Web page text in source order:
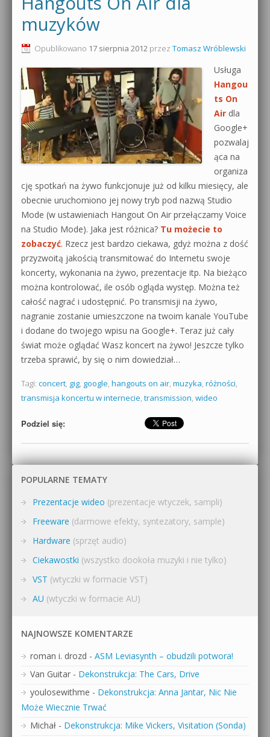
Produkcja muzyczna od podstaw
Sylenth1 od podstaw
Sound Forge od podstaw
Dubstep z syntezatorem Massive
Kontakt 5 Kompendium
Pakiety
0dB.pl - informacje
Newsletter
Materiały dla mediów
Archiwum aktualności
Polityka prywatności
Regulamin
Działanie sklepu internetowego
muzyków
Opublikowano 17 sierpnia 2012 przez Tomasz Wróblewski
Usługa
Hangou
ts On
Air dla
Google+
pozwalaj
ąca na
organiza
cję spotkań na żywo funkcjonuje już od kilku miesięcy, ale
obecnie uruchomiono jej nowy tryb pod nazwą Studio
Mode (w ustawieniach Hangout On Air przełączamy Voice
na Studio Mode). Jaka jest różnica? Tu możecie to
zobaczyć. Rzecz jest bardzo ciekawa, gdyż można z dość
przyzwoitą jakością transmitować do Internetu swoje
koncerty, wykonania na żywo, prezentacje itp. Na bieżąco
można kontrolować, ile osób ogląda występ. Można też
całość nagrać i udostępnić. Po transmisji na żywo,
nagranie zostanie umieszczone na twoim kanale YouTube
i dodane do twojego wpisu na Google+. Teraz już cały
świat może oglądać Wasz koncert na żywo! Jeszcze tylko
trzeba sprawić, by się o nim dowiedział…
Tagi: concert, gig, google, hangouts on air, muzyka, różności,
transmisja koncertu w internecie, transmission, wideo
Podziel się:
POPULARNE TEMATY
Prezentacje wideo (prezentacje wtyczek, sampli)
Freeware (darmowe efekty, syntezatory, sample)
Hardware (sprzęt audio)
Ciekawostki (wszystko dookoła muzyki i nie tylko)
VST (wtyczki w formacie VST)
AU (wtyczki w formacie AU)
NAJNOWSZE KOMENTARZE
roman i. drozd - ASM Leviasynth – obudzili potwora!
Van Guitar - Dekonstrukcja: The Cars, Drive
youlosewithme - Dekonstrukcja: Anna Jantar, Nic Nie
Może Wiecznie Trwać
Michał - Dekonstrukcja: Mike Vickers, Visitation (Sonda)